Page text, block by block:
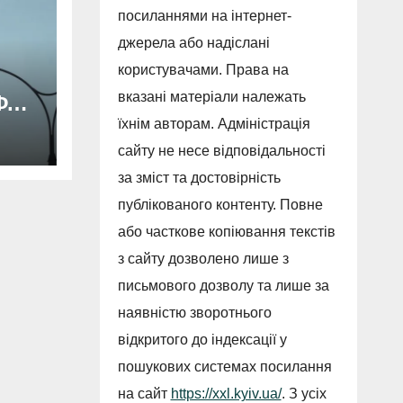
посиланнями на інтернет-
джерела або надіслані
користувачами. Права на
вказані матеріали належать
їхнім авторам. Адміністрація
сайту не несе відповідальності
за зміст та достовірність
публікованого контенту. Повне
або часткове копіювання текстів
з сайту дозволено лише з
письмового дозволу та лише за
наявністю зворотнього
відкритого до індексації у
пошукових системах посилання
на сайт https://xxl.kyiv.ua/. З усіх